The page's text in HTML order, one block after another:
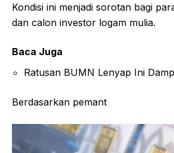
Kondisi ini menjadi sorotan bagi
dan calon investor logam mulia.
Baca Juga
Ratusan BUMN Lenyap Ini
Berdasarkan pemant